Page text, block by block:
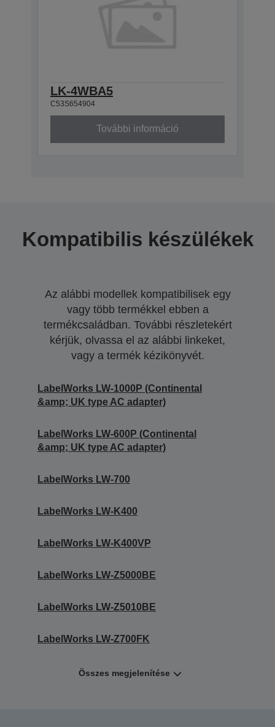
LK-4WBA5
C53S654904
További információ
Kompatibilis készülékek
Az alábbi modellek kompatibilisek egy
vagy több termékkel ebben a
termékcsaládban. További részletekért
kérjük, olvassa el az alábbi linkeket,
vagy a termék kézikönyvét.
LabelWorks LW-1000P (Continental
&amp; UK type AC adapter)
LabelWorks LW-600P (Continental
&amp; UK type AC adapter)
LabelWorks LW-700
LabelWorks LW-K400
LabelWorks LW-K400VP
LabelWorks LW-Z5000BE
LabelWorks LW-Z5010BE
LabelWorks LW-Z700FK
Összes megjelenítése